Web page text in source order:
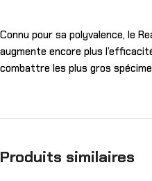
Connu pour sa polyvalence, le
augmente encore plus
combattre les plus gros
Produits similaires